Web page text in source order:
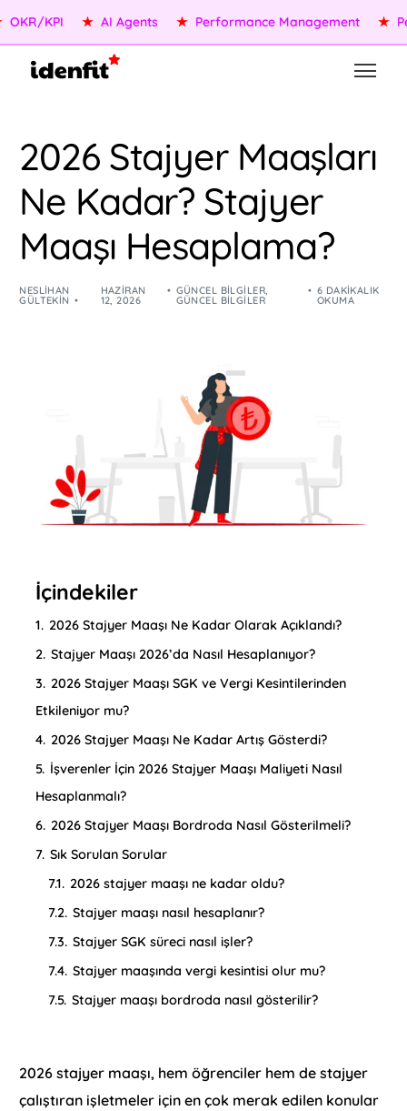
KPI ★ AI Agents ★ Performance Management ★
2026 Stajyer Maaşları
Ne Kadar? Stajyer
Maaşı Hesaplama?
NESLIHAN
GÜLTEKIN
HAZIRAN
12, 2026
GÜNCEL BILGILER,
GÜNCEL BILGILER
6 DAKIKALIK
OKUMA
İçindekiler
1. 2026 Stajyer Maaşı Ne Kadar Olarak Açıklandı?
2. Stajyer Maaşı 2026’da Nasıl Hesaplanıyor?
3. 2026 Stajyer Maaşı SGK ve Vergi Kesintilerinden
Etkileniyor mu?
4. 2026 Stajyer Maaşı Ne Kadar Artış Gösterdi?
5. İşverenler İçin 2026 Stajyer Maaşı Maliyeti Nasıl
Hesaplanmalı?
6. 2026 Stajyer Maaşı Bordroda Nasıl Gösterilmeli?
7. Sık Sorulan Sorular
7.1. 2026 stajyer maaşı ne kadar oldu?
7.2. Stajyer maaşı nasıl hesaplanır?
7.3. Stajyer SGK süreci nasıl işler?
7.4. Stajyer maaşında vergi kesintisi olur mu?
7.5. Stajyer maaşı bordroda nasıl gösterilir?
2026 stajyer maaşı, hem öğrenciler hem de stajyer
çalıştıran işletmeler için en çok merak edilen konular